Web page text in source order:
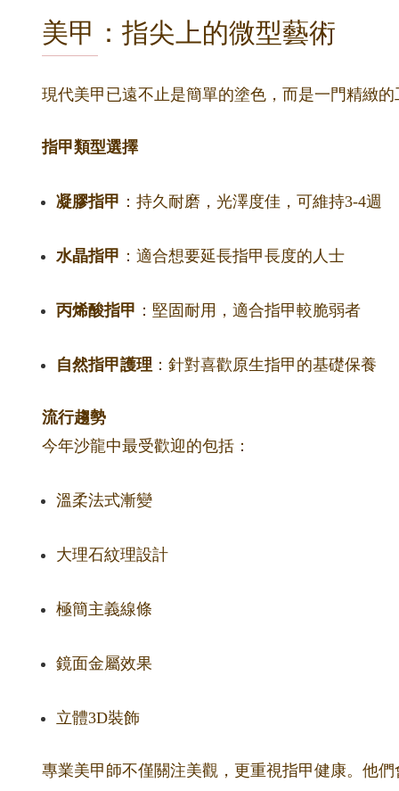
美甲：指尖上的微型藝術
現代美甲已遠不止是簡單的塗色，而是一門精緻
指甲類型選擇
凝膠指甲 ：持久耐磨，光澤度佳，可維持3-4週
水晶指甲 ：適合想要延長指甲長度的人士
丙烯酸指甲 ：堅固耐用，適合指甲較脆弱者
自然指甲護理 ：針對喜歡原生指甲的基礎保養
流行趨勢
今年沙龍中最受歡迎的包括：
溫柔法式漸變
大理石紋理設計
極簡主義線條
鏡面金屬效果
立體3D裝飾
專業美甲師不僅關注美觀，更重視指甲健康。他